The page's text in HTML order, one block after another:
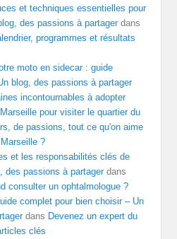
et techniques essentielles pour
des passions à partagerdans
programmes et résultats
moto en sidecar : guide
blog, des passions à partager
incontournables à adopter
pour visiter le quartier du
de passions, tout ce qu'on aime
?
et les responsabilités clés de
des passions à partagerdans
consulter un ophtalmologue ?
complet pour bien choisir – Un
dans Devenez un expert du
clés